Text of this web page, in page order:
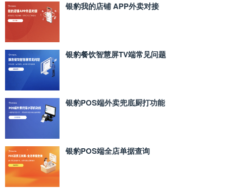
银豹我的店铺 APP外卖对接
银豹餐饮智慧屏TV端常见问题
银豹POS端外卖兜底厨打功能
银豹POS端全店单据查询